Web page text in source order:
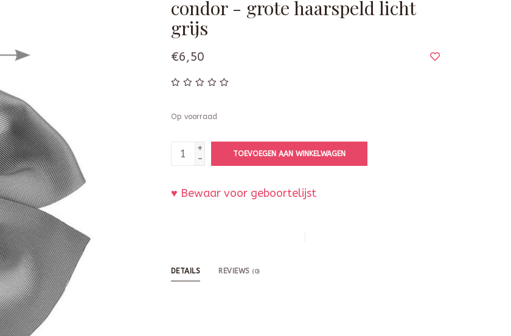
condor - grote haarspeld licht
grijs
€6,50
Op voorraad
+
-
TOEVOEGEN AAN WINKELWAGEN
♥ Bewaar voor geboortelijst
DETAILS REVIEWS (0)